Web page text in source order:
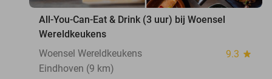
All-You-Can-Eat & Drink (3 uur) bij Woensel
Wereldkeukens
Woensel Wereldkeukens
9.3 star
Eindhoven (9 km)